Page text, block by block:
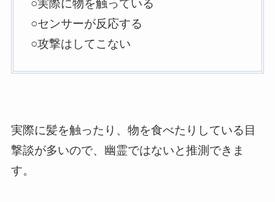
○実際に物を触っている
○センサーが反応する
○攻撃はしてこない
実際に髪を触ったり、物を食べたりしている目
撃談が多いので、幽霊ではないと推測できま
す。